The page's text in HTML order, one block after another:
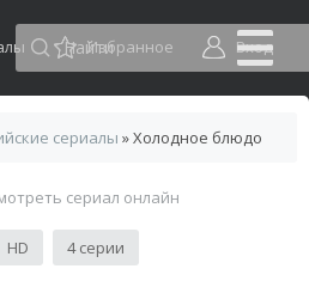
Избранное Вход
сериалы » Холодное блюдо
сериал онлайн
HD 4 серии